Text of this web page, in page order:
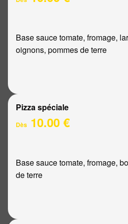
Base sauce tomate, fromage,
oignons, pommes de terre
Pizza spéciale
Dès 10.00 €
Base sauce tomate, fromage,
de terre